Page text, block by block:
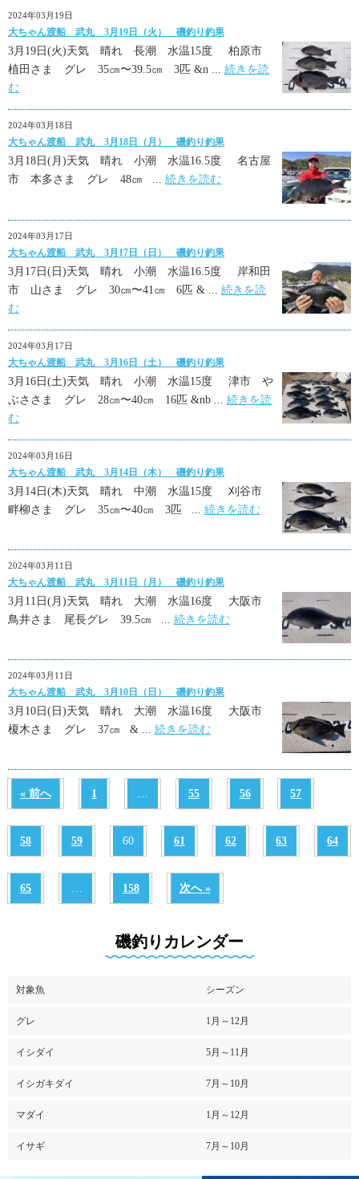
2024年03月19日
大ちゃん渡船 武丸 3月19日（火） 磯釣り釣果
3月19日(火)天気 晴れ 長潮 水温15度 柏原市
植田さま グレ 35㎝〜39.5㎝ 3匹 &n ... 続きを読
む
2024年03月18日
大ちゃん渡船 武丸 3月18日（月） 磯釣り釣果
3月18日(月)天気 晴れ 小潮 水温16.5度 名古屋
市 本多さま グレ 48㎝ ... 続きを読む
2024年03月17日
大ちゃん渡船 武丸 3月17日（日） 磯釣り釣果
3月17日(日)天気 晴れ 小潮 水温16.5度 岸和田
市 山さま グレ 30㎝〜41㎝ 6匹 & ... 続きを読
む
2024年03月17日
大ちゃん渡船 武丸 3月16日（土） 磯釣り釣果
3月16日(土)天気 晴れ 小潮 水温15度 津市 や
ぶささま グレ 28㎝〜40㎝ 16匹 &nb ... 続きを読
む
2024年03月16日
大ちゃん渡船 武丸 3月14日（木） 磯釣り釣果
3月14日(木)天気 晴れ 中潮 水温15度 刈谷市
畔柳さま グレ 35㎝〜40㎝ 3匹 ... 続きを読む
2024年03月11日
大ちゃん渡船 武丸 3月11日（月） 磯釣り釣果
3月11日(月)天気 晴れ 大潮 水温16度 大阪市
鳥井さま 尾長グレ 39.5㎝ ... 続きを読む
2024年03月11日
大ちゃん渡船 武丸 3月10日（日） 磯釣り釣果
3月10日(日)天気 晴れ 大潮 水温16度 大阪市
榎木さま グレ 37㎝ & ... 続きを読む
« 前へ 1 … 55 56 57
58 59 60 61 62 63 64
65 … 158 次へ »
磯釣りカレンダー
対象魚 シーズン
グレ 1月～12月
イシダイ 5月～11月
イシガキダイ 7月～10月
マダイ 1月～12月
イサギ 7月～10月